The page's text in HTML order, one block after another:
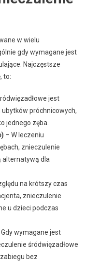
w wielu
gdy wymagane jest
Najczęstsze
to:
jest
próchnicowych,
jednego zęba.
– W leczeniu
znieczulenie
alternatywą dla
na krótszy czas
znieczulenie
u dzieci podczas
Gdy wymagane jest
śródwięzadłowe
bez